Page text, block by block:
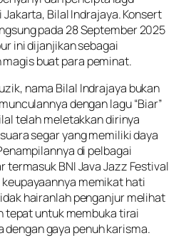
Bilal Indrajaya. Konsert
pada 28 September 2025
ini dijanjikan sebagai
buat para peminat.
nama Bilal Indrajaya bukan
dengan lagu “Biar”
telah meletakkan dirinya
segar yang memiliki daya
di pelbagai
termasuk BNI Java Jazz Festival
memikat hati
hairanlah penganjur melihat
tepat untuk membuka tirai
dengan gaya penuh karisma.